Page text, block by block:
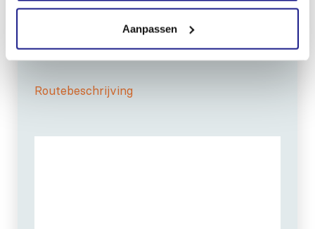
Aanpassen
Maandag t/m vrijdag: 07:30 - 17:00
09:00 - 12:00
Zondag: gesloten
Routebeschrijving